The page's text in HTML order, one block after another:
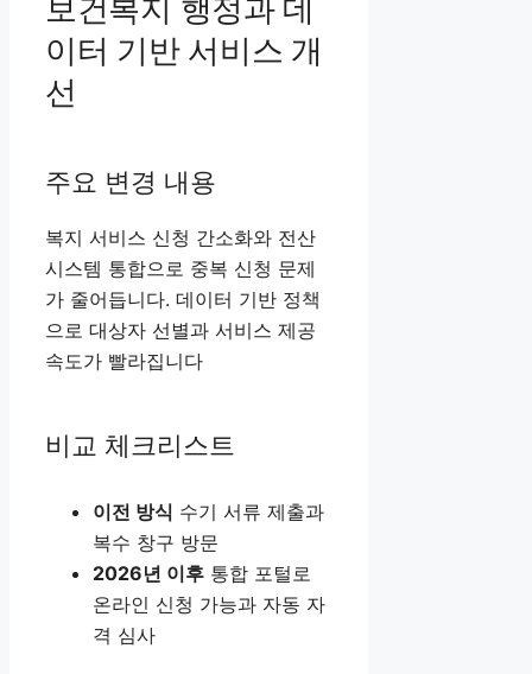
보건복지 행정과 데
이터 기반 서비스 개
선
주요 변경 내용
복지 서비스 신청 간소화와 전산
시스템 통합으로 중복 신청 문제
가 줄어듭니다. 데이터 기반 정책
으로 대상자 선별과 서비스 제공
속도가 빨라집니다
비교 체크리스트
이전 방식 수기 서류 제출과
복수 창구 방문
2026년 이후 통합 포털로
온라인 신청 가능과 자동 자
격 심사